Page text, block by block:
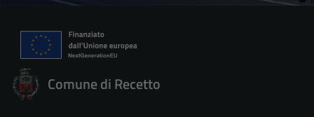
Comune di Recetto